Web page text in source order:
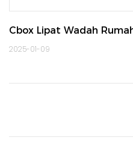
Cbox Lipat Wadah
2025-01-09